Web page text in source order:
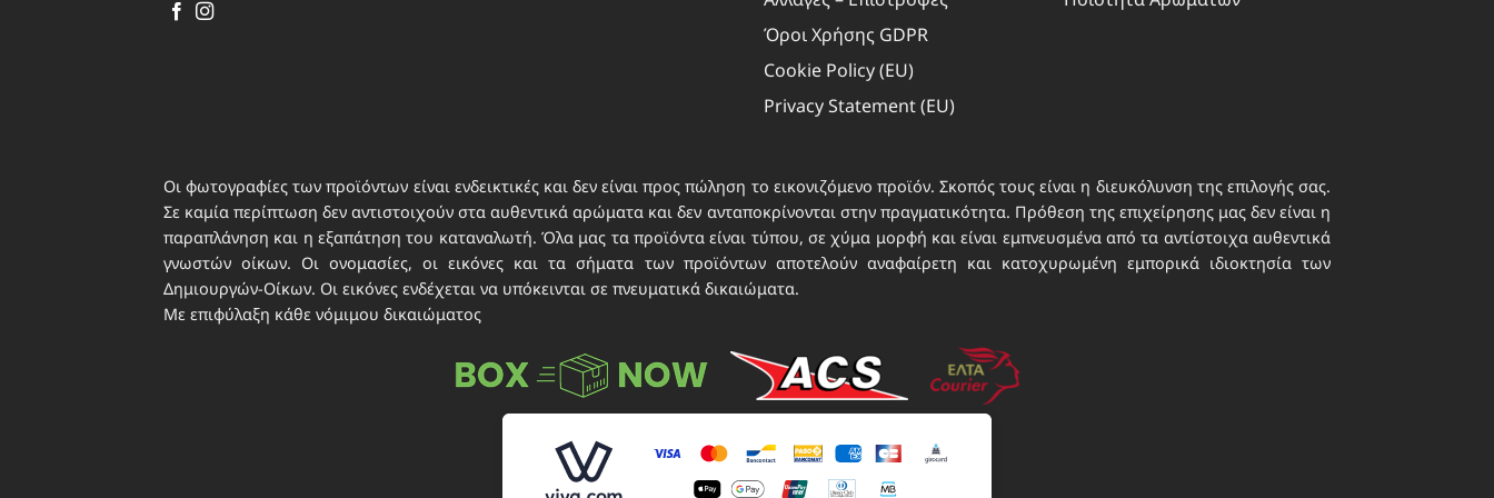
περιεχομένου, Αποθήκευση και επικοινωνία επιλογών
Όροι Χρήσης GDPR
Cookie Policy (EU)
Privacy Statement (EU)
Οι φωτογραφίες των προϊόντων είναι ενδεικτικές και δεν είναι προς πώληση το εικονιζόμενο προϊόν. Σκοπός τους είναι η διευκόλυνση της επιλογής σας.
Σε καμία περίπτωση δεν αντιστοιχούν στα αυθεντικά αρώματα και δεν ανταποκρίνονται στην πραγματικότητα. Πρόθεση της επιχείρησης μας δεν είναι η
παραπλάνηση και η εξαπάτηση του καταναλωτή. Όλα μας τα προϊόντα είναι τύπου, σε χύμα μορφή και είναι εμπνευσμένα από τα αντίστοιχα αυθεντικά
γνωστών οίκων. Οι ονομασίες, οι εικόνες και τα σήματα των προϊόντων αποτελούν αναφαίρετη και κατοχυρωμένη εμπορικά ιδιοκτησία των
Δημιουργών-Οίκων. Οι εικόνες ενδέχεται να υπόκεινται σε πνευματικά δικαιώματα.
Με επιφύλαξη κάθε νόμιμου δικαιώματος